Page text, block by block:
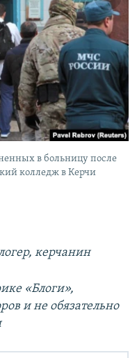
в больницу после
колледж в Керчи
керчанин
«Блоги»,
и не обязательно